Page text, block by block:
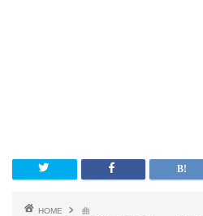
HOME
曲